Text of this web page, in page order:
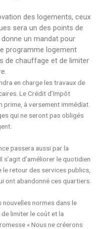
des logements, ceux
sera un des points de
un mandat pour
programme logement
de chauffage et de limiter
en charge les travaux de
Le Crédit d’Impôt
à versement immédiat.
qui ne seront pas obligés
passera aussi par la
d’améliorer le quotidien
le retour des services publics,
ont abandonné ces quartiers.
normes dans le
limiter le coût et la
« Nous ne créerons